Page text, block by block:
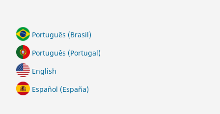
Português (Brasil)
Português (Portugal)
English
Español (España)